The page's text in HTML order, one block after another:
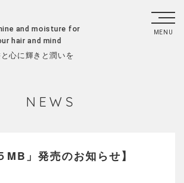
and moisture for
hair and mind
心に輝きと潤いを
NEWS
MB」発売のお知らせ】